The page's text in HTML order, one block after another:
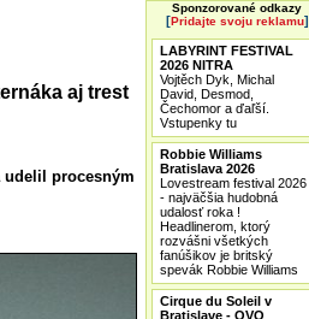
aj trest
udelil procesným
Sponzorované odkazy
[Pridajte svoju reklamu]
LABYRINT FESTIVAL
2026 NITRA
Vojtěch Dyk, Michal
David, Desmod,
Čechomor a ďaľší.
Vstupenky tu
Robbie Williams
Bratislava 2026
Lovestream festival 2026
- najväčšia hudobná
udalosť roka !
Headlinerom, ktorý
rozvášni všetkých
fanúšikov je britský
spevák Robbie Williams
Cirque du Soleil v
Bratislave - OVO